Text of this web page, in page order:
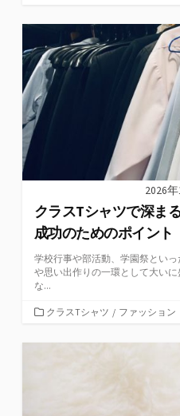
ゴ
ー
2026
クラスTシャツで深ま
成功のためのポイント
学校行事や部活動、学園祭とい
や思い出作りの一環として大い
な...
カ
ゴ
クラスTシャツ / ファッション